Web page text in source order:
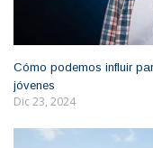
Cómo podemos influir
jóvenes
Dic 23, 2024